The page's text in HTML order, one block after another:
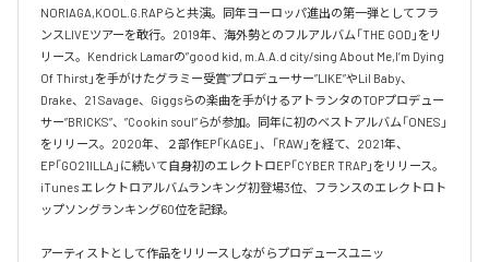
NORIAGA,KOOL.G.RAPらと共演。同年ヨーロッパ進出の第一弾としてフラ
ンスLIVEツアーを敢行。2019年、海外勢とのフルアルバム「THE GOD」をリ
リース。Kendrick Lamarの”good kid, m.A.A.d city/sing About Me,I’m Dying
Of Thirst」を手がけたグラミー受賞”プロデューサー”LIKE”やLil Baby、
Drake、21 Savage、Giggsらの楽曲を手がけるアトランタのTOPプロデュー
サー”BRICKS”、”Cookin soul”らが参加。同年に初のベストアルバム「ONES」
をリリース。2020年、２部作EP「KAGE」、「RAW」を経て、2021年、
EP「GO21ILLA」に続いて自身初のエレクトロEP「CYBER TRAP」をリリース。
iTunes エレクトロアルバムランキング初登場3位、フランスのエレクトロト
ップソングランキング60位を記録。
アーティストとして作品をリリースしながらプロデュースユニッ